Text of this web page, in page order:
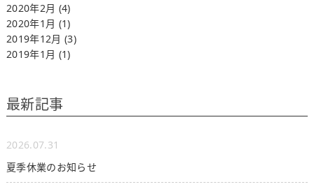
2020年2月 (4)
2020年1月 (1)
2019年12月(3)
2019年1月 (1)
最新記事
2026.07.31
夏季休業のお知らせ